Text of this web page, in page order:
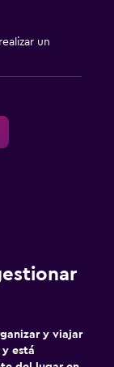
un
y viajar
está